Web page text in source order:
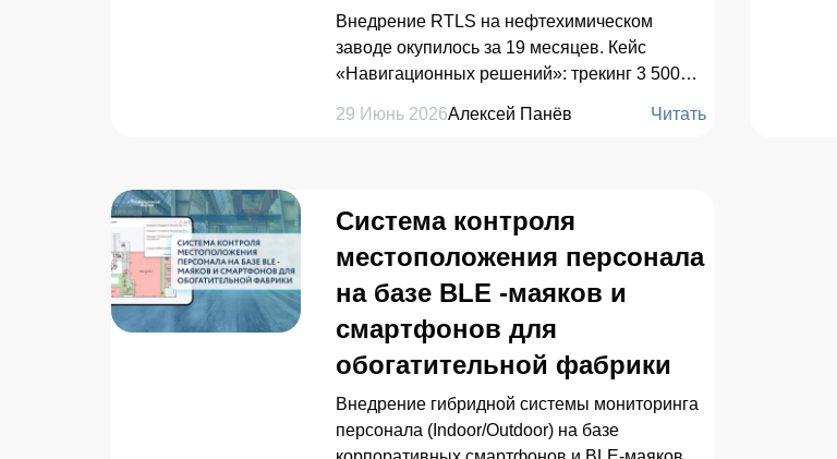
Внедрение RTLS на нефтехимическом
заводе окупилось за 19 месяцев. Кейс
«Навигационных решений»: трекинг 3 500
29 Июнь 2026Алексей Панёв Читать
Система контроля
местоположения персонала
на базе BLE -маяков и
смартфонов для
обогатительной фабрики
Внедрение гибридной системы мониторинга
персонала (Indoor/Outdoor) на базе